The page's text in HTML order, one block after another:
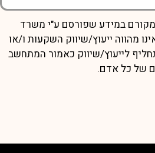
מקורם במידע שפורסם ע"י משרד
מהווה ייעוץ/שיווק השקעות ו/או
תחליף לייעוץ/שיווק כאמור המתחשב
של כל אדם.